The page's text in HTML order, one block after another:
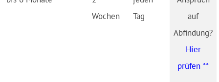
Wochen
Tag
Hier
prüfen **